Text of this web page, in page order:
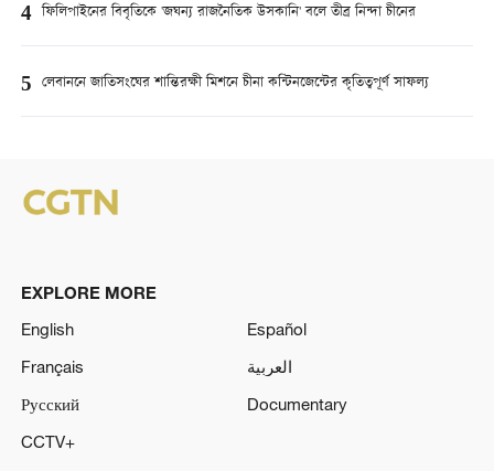
4 ফিলিপাইনের বিবৃতিকে 'জঘন্য রাজনৈতিক উসকানি' বলে তীব্র নিন্দা চীনের
5 লেবাননে জাতিসংঘের শান্তিরক্ষী মিশনে চীনা কন্টিনজেন্টের কৃতিত্বপূর্ণ সাফল্য
EXPLORE MORE
English
Español
Français
العربية
Русский
Documentary
CCTV+